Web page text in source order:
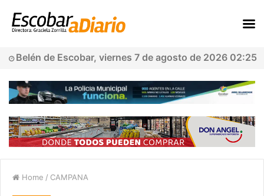
Belén de Escobar, viernes 7 de agosto de 2026 02:25
Home / CAMPANA